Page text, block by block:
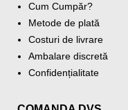
Cum Cumpăr?
Metode de plată
Costuri de livrare
Ambalare discretă
Confidențialitate